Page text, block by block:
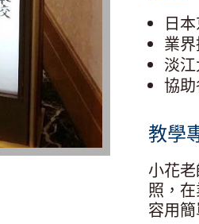
日
業
淡
協
教學
小花
照，
容用